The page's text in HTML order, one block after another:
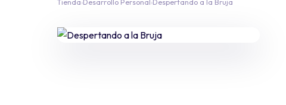
Tienda›Desarrollo Personal›Despertando a la Bruja